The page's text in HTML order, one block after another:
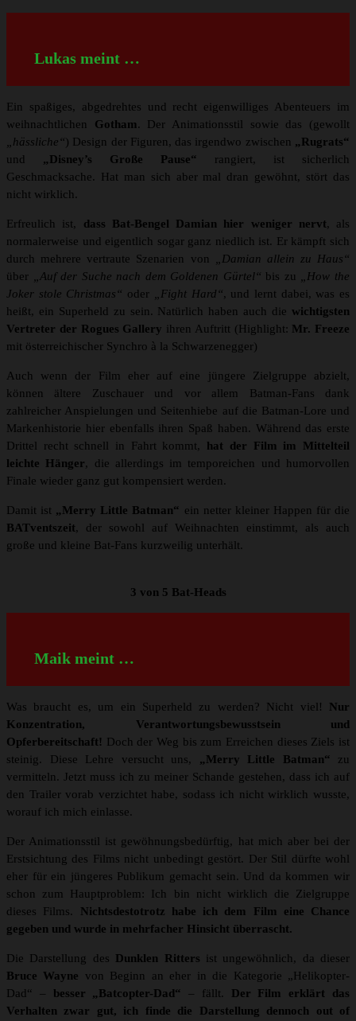
Lukas meint …
Ein spaßiges, abgedrehtes und recht eigenwilliges Abenteuers im
weihnachtlichen Gotham. Der Animationsstil sowie das (gewollt
„hässliche“) Design der Figuren, das irgendwo zwischen „Rugrats“
und „Disney’s Große Pause“
rangiert, ist sicherlich
Geschmacksache. Hat man sich aber mal dran gewöhnt, stört das
nicht wirklich.
Erfreulich ist, dass Bat-Bengel Damian hier weniger nervt, als
normalerweise und eigentlich sogar ganz niedlich ist. Er kämpft sich
durch mehrere vertraute Szenarien von „Damian allein zu Haus“
über „Auf der Suche nach dem Goldenen Gürtel“ bis zu „How the
Joker stole Christmas“ oder „Fight Hard“, und lernt dabei, was es
heißt, ein Superheld zu sein. Natürlich haben auch die wichtigsten
Vertreter der Rogues Gallery ihren Auftritt (Highlight: Mr. Freeze
mit österreichischer Synchro à la Schwarzenegger)
Auch wenn der Film eher auf eine jüngere Zielgruppe abzielt,
können ältere Zuschauer und vor allem Batman-Fans dank
zahlreicher Anspielungen und Seitenhiebe auf die Batman-Lore und
Markenhistorie hier ebenfalls ihren Spaß haben. Während das erste
Drittel recht schnell in Fahrt kommt, hat der Film im Mittelteil
leichte Hänger, die allerdings im temporeichen und humorvollen
Finale wieder ganz gut kompensiert werden.
Damit ist „Merry Little Batman“ ein netter kleiner Happen für die
BATventszeit, der sowohl auf Weihnachten einstimmt, als auch
große und kleine Bat-Fans kurzweilig unterhält.
3 von 5 Bat-Heads
Maik meint …
Was braucht es, um ein Superheld zu werden? Nicht viel! Nur
Konzentration, Verantwortungsbewusstsein und
Opferbereitschaft! Doch der Weg bis zum Erreichen dieses Ziels ist
steinig. Diese Lehre versucht uns, „Merry Little Batman“ zu
vermitteln. Jetzt muss ich zu meiner Schande gestehen, dass ich auf
den Trailer vorab verzichtet habe, sodass ich nicht wirklich wusste,
worauf ich mich einlasse.
Der Animationsstil ist gewöhnungsbedürftig, hat mich aber bei der
Erstsichtung des Films nicht unbedingt gestört. Der Stil dürfte wohl
eher für ein jüngeres Publikum gemacht sein. Und da kommen wir
schon zum Hauptproblem: Ich bin nicht wirklich die Zielgruppe
dieses Films. Nichtsdestotrotz habe ich dem Film eine Chance
gegeben und wurde in mehrfacher Hinsicht überrascht.
Die Darstellung des Dunklen Ritters ist ungewöhnlich, da dieser
Bruce Wayne von Beginn an eher in die Kategorie „Helikopter-
Dad“ – besser „Batcopter-Dad“ – fällt. Der Film erklärt das
Verhalten zwar gut, ich finde die Darstellung dennoch out of